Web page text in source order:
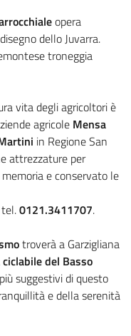
opera
dello Juvarra.
troneggia
vita degli agricoltori è
agricole Mensa
in Regione San
attrezzature per
e conservato le
0121.3411707.
troverà a Garzigliana
del Basso
suggestivi di questo
e della serenità